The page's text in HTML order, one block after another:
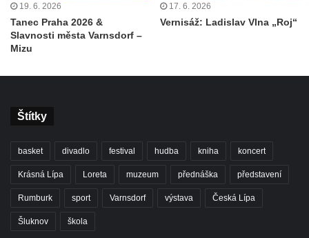
19. 6. 2026
Tanec Praha 2026 &
Slavnosti města Varnsdorf –
Mizu
17. 6. 2026
Vernisáž: Ladislav Vlna „Roj“
Štítky
basket divadlo festival hudba kniha koncert
Krásná Lípa Loreta muzeum přednáška představení
Rumburk sport Varnsdorf výstava Česká Lípa
Šluknov škola